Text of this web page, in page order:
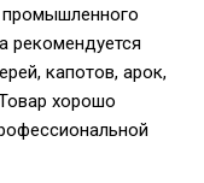
промышленного
рекомендуется
капотов, арок,
хорошо